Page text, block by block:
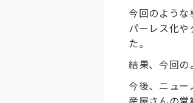
今回のような
パーレス化
た。
結果、今回の
今後、ニュー